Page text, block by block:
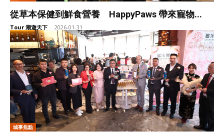
從草本保健到鮮食營養 HappyPaws 帶來寵物...
Tour 潮遊天下 - 2026-01-31
城事焦點